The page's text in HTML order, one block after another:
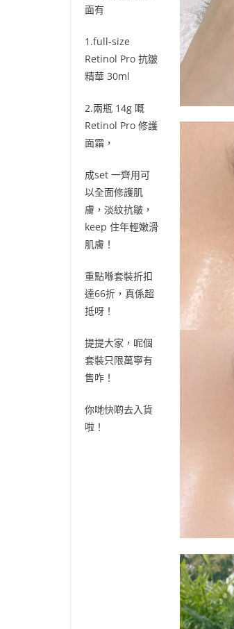
面有
1.full-size
Retinol Pro 抗皺
精華 30ml
2.兩瓶 14g 嘅
Retinol Pro 修護
面霜，
成set 一齊用可
以全面修護肌
膚，淡紋抗皺，
keep 住年輕嫩滑
肌膚！
重點喺套裝折扣
達66折，真係超
抵呀！
提提大家，呢個
套裝只限萬寧有
售咋！
你哋快啲去入貨
啦！